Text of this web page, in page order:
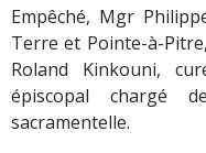
Empêché, Mgr
Terre et Pointe-à-
Roland Kinkouni,
épiscopal chargé
sacramentelle.